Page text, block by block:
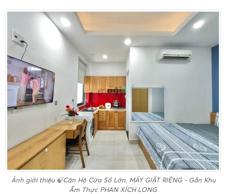
Ảnh giới thiệu 🍃Căn Hộ Cửa Sổ Lớn, MÁY GIẶT RIÊNG - Gần Khu
Ẩm Thực PHAN XÍCH LONG